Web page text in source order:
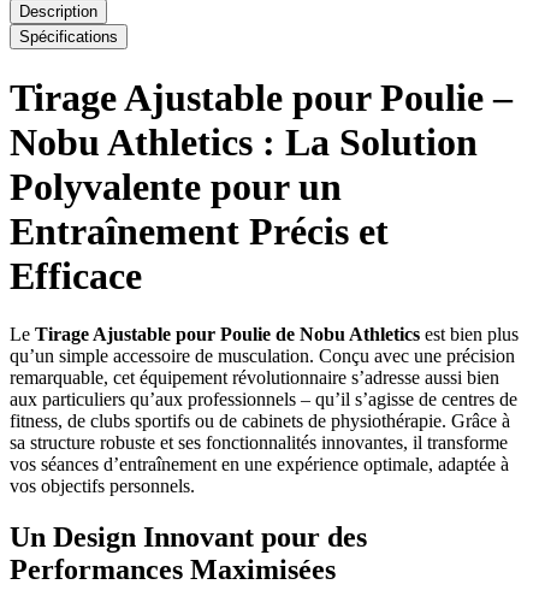
Description
Spécifications
Tirage Ajustable pour Poulie –
Nobu Athletics : La Solution
Polyvalente pour un
Entraînement Précis et
Efficace
Le Tirage Ajustable pour Poulie de Nobu Athletics est bien plus
qu’un simple accessoire de musculation. Conçu avec une précision
remarquable, cet équipement révolutionnaire s’adresse aussi bien
aux particuliers qu’aux professionnels – qu’il s’agisse de centres de
fitness, de clubs sportifs ou de cabinets de physiothérapie. Grâce à
sa structure robuste et ses fonctionnalités innovantes, il transforme
vos séances d’entraînement en une expérience optimale, adaptée à
vos objectifs personnels.
Un Design Innovant pour des
Performances Maximisées